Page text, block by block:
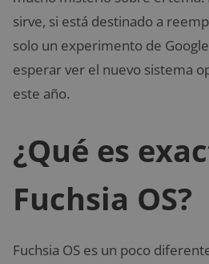
sirve, si está destinado a
solo un experimento de
esperar ver el nuevo sistema
este año.
¿Qué es
Fuchsia OS?
Fuchsia OS es un poco